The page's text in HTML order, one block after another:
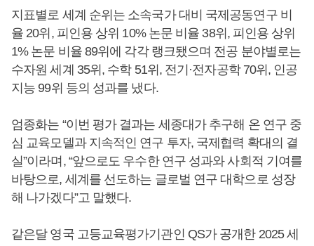
지표별로 세계 순위는 소속국가 대비 국제공동연구 비
율 20위, 피인용 상위 10% 논문 비율 38위, 피인용 상위
1% 논문 비율 89위에 각각 랭크됐으며 전공 분야별로는
수자원 세계 35위, 수학 51위, 전기·전자공학 70위, 인공
지능 99위 등의 성과를 냈다.
엄종화는 “이번 평가 결과는 세종대가 추구해 온 연구 중
심 교육모델과 지속적인 연구 투자, 국제협력 확대의 결
실”이라며, “앞으로도 우수한 연구 성과와 사회적 기여를
바탕으로, 세계를 선도하는 글로벌 연구 대학으로 성장
해 나가겠다”고 말했다.
같은달 영국 고등교육평가기관인 QS가 공개한 2025 세